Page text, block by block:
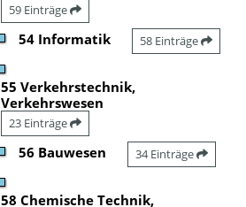
59 Einträge
54 Informatik 58 Einträge
55 Verkehrstechnik,
Verkehrswesen
23 Einträge
56 Bauwesen 34 Einträge
58 Chemische Technik,